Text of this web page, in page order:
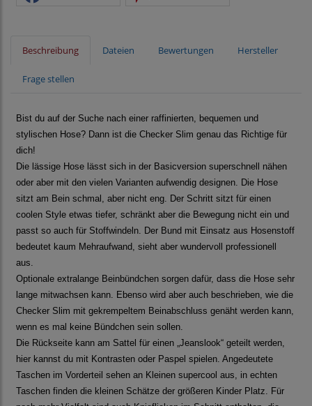
Beschreibung Dateien Bewertungen Hersteller
Frage stellen
Bist du auf der Suche nach einer raffinierten, bequemen und
stylischen Hose? Dann ist die Checker Slim genau das Richtige für
dich!
Die lässige Hose lässt sich in der Basicversion superschnell nähen
oder aber mit den vielen Varianten aufwendig designen. Die Hose
sitzt am Bein schmal, aber nicht eng. Der Schritt sitzt für einen
coolen Style etwas tiefer, schränkt aber die Bewegung nicht ein und
passt so auch für Stoffwindeln. Der Bund mit Einsatz aus Hosenstoff
bedeutet kaum Mehraufwand, sieht aber wundervoll professionell
aus.
Optionale extralange Beinbündchen sorgen dafür, dass die Hose sehr
lange mitwachsen kann. Ebenso wird aber auch beschrieben, wie die
Checker Slim mit gekrempeltem Beinabschluss genäht werden kann,
wenn es mal keine Bündchen sein sollen.
Die Rückseite kann am Sattel für einen „Jeanslook“ geteilt werden,
hier kannst du mit Kontrasten oder Paspel spielen. Angedeutete
Taschen im Vorderteil sehen an Kleinen supercool aus, in echten
Taschen finden die kleinen Schätze der größeren Kinder Platz. Für